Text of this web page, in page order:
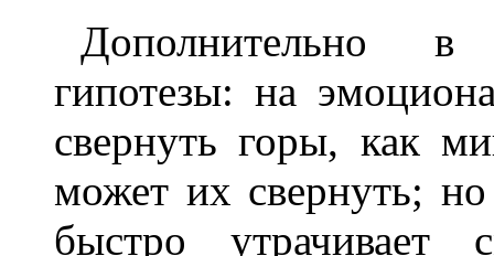
Дополнительно в
гипотезы: на
свернуть горы, как
может их свернуть;
быстро утрачивает